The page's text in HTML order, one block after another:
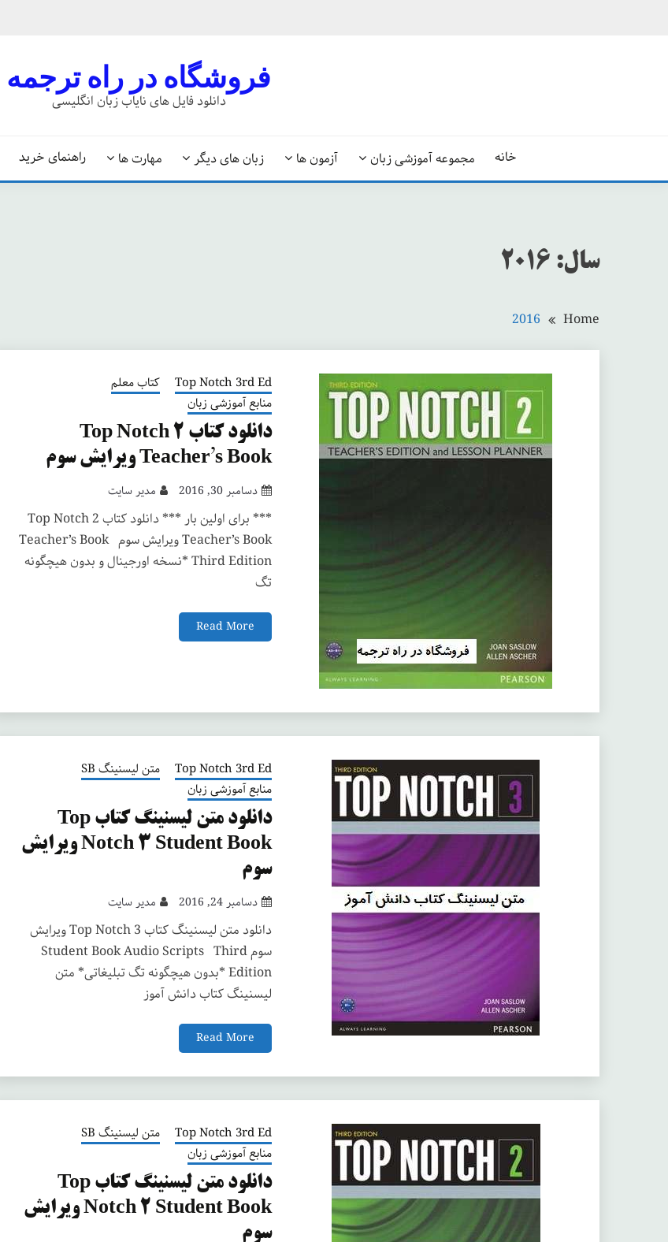
فروشگاه در راه ترجمه
دانلود فایل های نایاب زبان انگلیسی
خانه مجموعه آموزشی زبان آزمون ها زبان های دیگر مهارت ها راهنمای خرید
سال: 2016
Home
2016
Top Notch 3rd Ed
کتاب معلم
منابع آموزشی زبان
دانلود کتاب Top Notch 2
Teacher’s Book ویرایش سوم
دسامبر 30, 2016 مدیر سایت
*** برای اولین بار *** دانلود کتاب Top Notch 2
Teacher’s Book ویرایش سوم Teacher’s Book
Third Edition *نسخه اورجینال و بدون هیچگونه
تگ
Read More
Top Notch 3rd Ed
متن لیسنینگ SB
منابع آموزشی زبان
دانلود متن لیسنینگ کتاب Top
Notch 3 Student Book ویرایش
سوم
دسامبر 24, 2016 مدیر سایت
دانلود متن لیسنینگ کتاب Top Notch 3 ویرایش
سوم Student Book Audio Scripts Third
Edition *بدون هیچگونه تگ تبلیغاتی* متن
لیسنینگ کتاب دانش آموز
Read More
Top Notch 3rd Ed
متن لیسنینگ SB
منابع آموزشی زبان
دانلود متن لیسنینگ کتاب Top
Notch 2 Student Book ویرایش
سوم